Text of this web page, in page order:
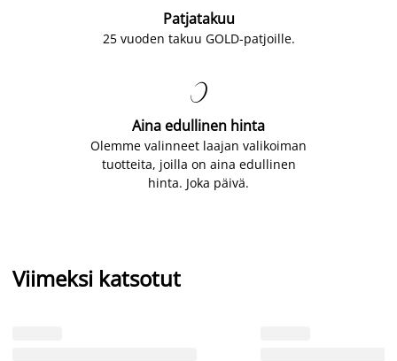
Patjatakuu
25 vuoden takuu GOLD-patjoille.

Aina edullinen hinta
Olemme valinneet laajan valikoiman
tuotteita, joilla on aina edullinen
hinta. Joka päivä.
Viimeksi katsotut